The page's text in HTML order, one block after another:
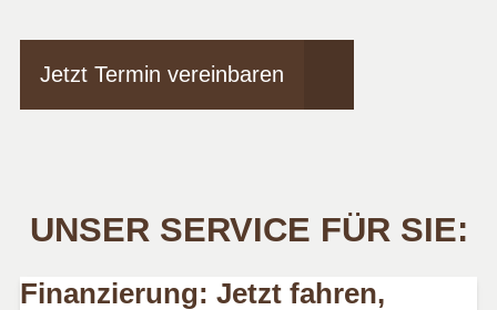
Jetzt Termin vereinbaren
UNSER SERVICE FÜR SIE:
Finanzierung: Jetzt fahren,